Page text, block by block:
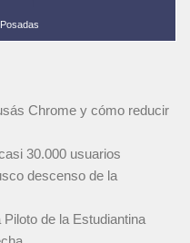
Chrome y cómo reducir
30.000 usuarios
descenso de la
de la Estudiantina